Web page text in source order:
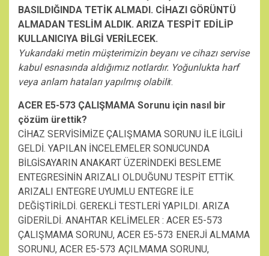
BASILDIĞINDA TETİK ALMADI. CİHAZI GÖRÜNTÜ
ALMADAN TESLİM ALDIK. ARIZA TESPİT EDİLİP
KULLANICIYA BİLGİ VERİLECEK.
Yukarıdaki metin müşterimizin beyanı ve cihazı servise
kabul esnasında aldığımız notlardır. Yoğunlukta harf
veya anlam hataları yapılmış olabilir.
ACER E5-573 ÇALIŞMAMA Sorunu için nasıl bir
çözüm ürettik?
CİHAZ SERVİSİMİZE ÇALIŞMAMA SORUNU İLE İLGİLİ
GELDİ. YAPILAN İNCELEMELER SONUCUNDA
BİLGİSAYARIN ANAKART ÜZERİNDEKİ BESLEME
ENTEGRESİNİN ARIZALI OLDUĞUNU TESPİT ETTİK.
ARIZALI ENTEGRE UYUMLU ENTEGRE İLE
DEĞİŞTİRİLDİ. GEREKLİ TESTLERİ YAPILDI. ARIZA
GİDERİLDİ. ANAHTAR KELİMELER : ACER E5-573
ÇALIŞMAMA SORUNU, ACER E5-573 ENERJİ ALMAMA
SORUNU, ACER E5-573 AÇILMAMA SORUNU,